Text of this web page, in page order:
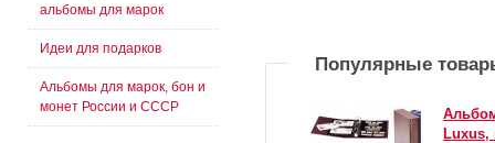
Популярные
Luxus,
альбомы для марок
Идеи для подарков
Альбомы для марок, бон и
монет России и СССР